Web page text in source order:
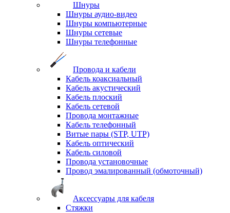
Шнуры
Шнуры аудио-видео
Шнуры компьютерные
Шнуры сетевые
Шнуры телефонные
Провода и кабели
Кабель коаксиальный
Кабель акустический
Кабель плоский
Кабель сетевой
Провода монтажные
Кабель телефонный
Витые пары (STP, UTP)
Кабель оптический
Кабель силовой
Провода установочные
Провод эмалированный (обмоточный)
Аксессуары для кабеля
Стяжки